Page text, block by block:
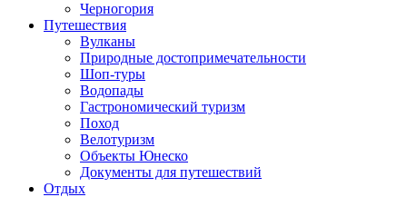
Черногория
Путешествия
Вулканы
Природные достопримечательности
Шоп-туры
Водопады
Гастрономический туризм
Поход
Велотуризм
Объекты Юнеско
Документы для путешествий
Отдых